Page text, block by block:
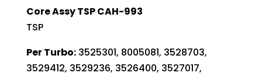
Core Assy TSP CAH-993
TSP
Per Turbo:3525301, 8005081, 3528703,
3529412, 3529236, 3526400, 3527017,